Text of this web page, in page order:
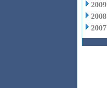
2009
2008
2007